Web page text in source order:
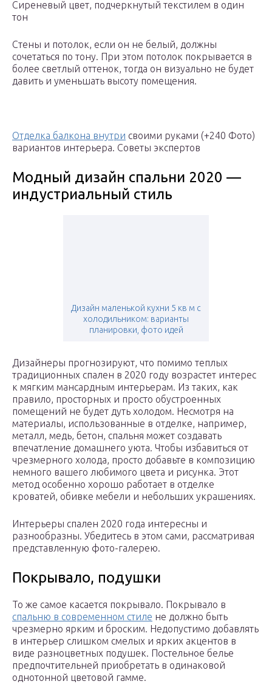
Сиреневый цвет, подчеркнутый текстилем в один
тон
Стены и потолок, если он не белый, должны
сочетаться по тону. При этом потолок покрывается в
более светлый оттенок, тогда он визуально не будет
давить и уменьшать высоту помещения.
Отделка балкона внутри своими руками (+240 Фото)
вариантов интерьера. Советы экспертов
Модный дизайн спальни 2020 —
индустриальный стиль
Дизайн маленькой кухни 5 кв м с
холодильником: варианты
планировки, фото идей
Дизайнеры прогнозируют, что помимо теплых
традиционных спален в 2020 году возрастет интерес
к мягким мансардным интерьерам. Из таких, как
правило, просторных и просто обустроенных
помещений не будет дуть холодом. Несмотря на
материалы, использованные в отделке, например,
металл, медь, бетон, спальня может создавать
впечатление домашнего уюта. Чтобы избавиться от
чрезмерного холода, просто добавьте в композицию
немного вашего любимого цвета и рисунка. Этот
метод особенно хорошо работает в отделке
кроватей, обивке мебели и небольших украшениях.
Интерьеры спален 2020 года интересны и
разнообразны. Убедитесь в этом сами, рассматривая
представленную фото-галерею.
Покрывало, подушки
То же самое касается покрывало. Покрывало в
спальню в современном стиле не должно быть
чрезмерно ярким и броским. Недопустимо добавлять
в интерьер слишком смелых и ярких акцентов в
виде разноцветных подушек. Постельное белье
предпочтительней приобретать в одинаковой
однотонной цветовой гамме.